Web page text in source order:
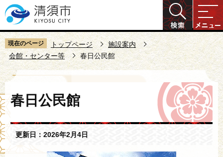
こ
の
ペ
ー
ジ
の
先
頭
で
す
現在のページ トップページ
施設案内
会館・センター等
春日公民館
文
こ
春日公民館
更新日：2026年2月4日